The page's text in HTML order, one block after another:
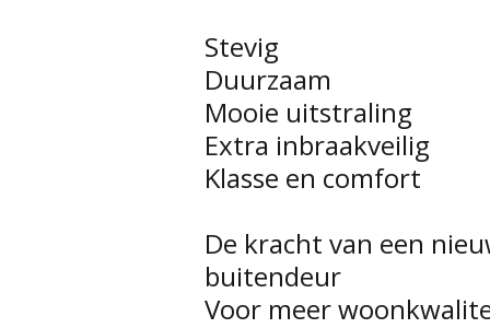
Stevig
Duurzaam
Mooie uitstraling
Extra inbraakveilig
Klasse en comfort
De kracht van een
buitendeur
Voor meer